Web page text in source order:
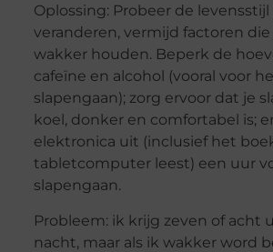
Oplossing: Probeer de levensstijl
veranderen, vermijd factoren
wakker houden. Beperk de
cafeïne en alcohol (vooral voor
slapengaan); zorg ervoor dat je
koel, donker en comfortabel is;
elektronica uit (inclusief het
tabletcomputer leest) een uur
slapengaan.
Probleem: ik krijg zeven of acht
nacht, maar als ik wakker word